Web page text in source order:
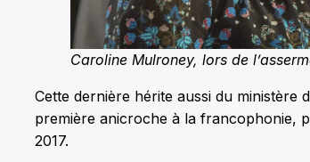
Caroline Mulroney, lors de
Cette dernière hérite aussi du ministère
première anicroche à la francophonie,
2017.